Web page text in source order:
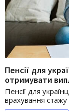
Пенсії для
отримувати
Пенсії для
врахування стажу